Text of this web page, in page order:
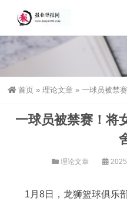
首页 » 理论文章 » 一球员被禁
一球员被禁赛！将
理论文章 2025
1月8日，龙狮篮球俱乐